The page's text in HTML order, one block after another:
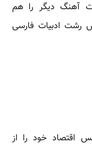
آهنگ دیگر را هم
در مدارس رشت ادبیات فارسی
لیسانس اقتصاد خود را از